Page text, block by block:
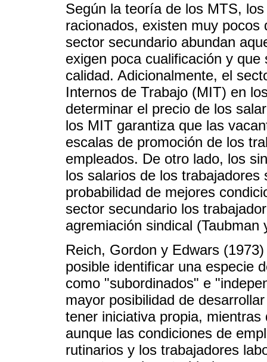
Según la teoría de los MTS,
racionados, existen muy
sector secundario abundan
exigen poca cualificación y
calidad. Adicionalmente, el
Internos de Trabajo (MIT) en
determinar el precio de los
los MIT garantiza que las
escalas de promoción de los
empleados. De otro lado, los
los salarios de los
probabilidad de mejores
sector secundario los
agremiación sindical (Taubman
Reich, Gordon y Edwars
posible identificar una especie
como "subordinados" e
mayor posibilidad de
tener iniciativa propia,
aunque las condiciones de
rutinarios y los trabajadores